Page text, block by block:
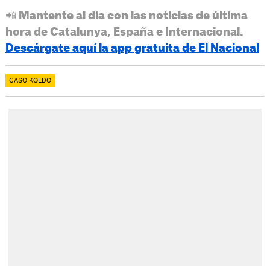
📲 Mantente al día con las noticias de última
hora de Catalunya, España e Internacional.
Descárgate aquí la app gratuita de El Nacional
CASO KOLDO